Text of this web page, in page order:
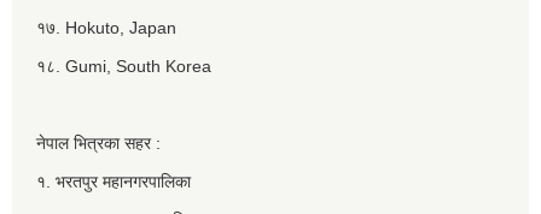
१७. Hokuto, Japan
१८. Gumi, South Korea
नेपाल भित्रका सहर :
१. भरतपुर महानगरपालिका